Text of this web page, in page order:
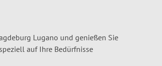
Lugano und genießen Sie
auf Ihre Bedürfnisse